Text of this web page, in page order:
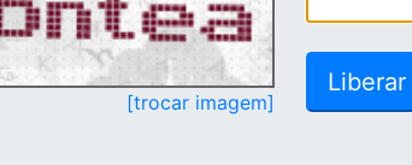
[trocar imagem]